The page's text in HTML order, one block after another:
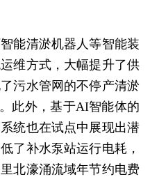
能清淤机器人等智能装
维方式，大幅提升了供
污水管网的不停产清淤
此外，基于AI智能体的
统也在试点中展现出潜
了补水泵站运行电耗，
北濠涌流域年节约电费